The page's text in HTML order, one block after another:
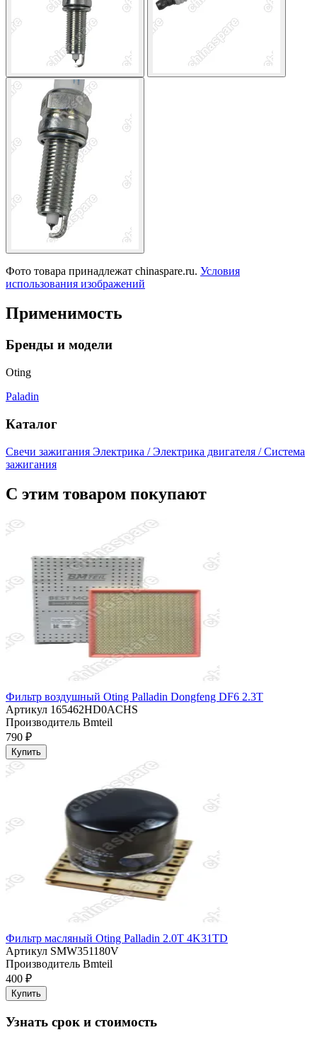
Фото товара принадлежат chinaspare.ru. Условия
использования изображений
Применимость
Бренды и модели
Oting
Paladin
Каталог
Свечи зажигания Электрика / Электрика двигателя / Система
зажигания
С этим товаром покупают
Фильтр воздушный Oting Palladin Dongfeng DF6 2.3T
Артикул 165462HD0ACHS
Производитель Bmteil
790 ₽
Купить
Фильтр масляный Oting Palladin 2.0T 4K31TD
Артикул SMW351180V
Производитель Bmteil
400 ₽
Купить
Узнать срок и стоимость